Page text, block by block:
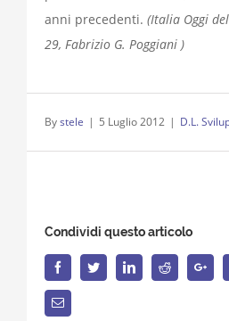
anni precedenti. (Italia Oggi
29, Fabrizio G. Poggiani )
Bystele | 5 Luglio 2012 | D.L.
Condividi questo articolo
FacebookTwitterLinkedInReddit
Email